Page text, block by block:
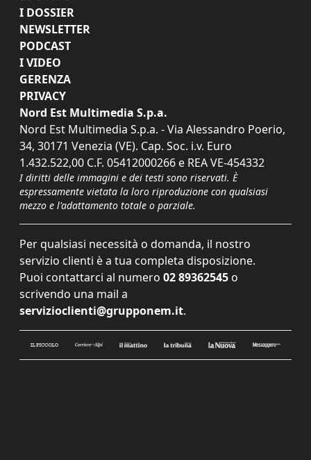
I DOSSIER
NEWSLETTER
PODCAST
I VIDEO
GERENZA
PRIVACY
Nord Est Multimedia S.p.a.
Nord Est Multimedia S.p.a. - Via Alessandro Poerio,
34, 30171 Venezia (VE). Cap. Soc. i.v. Euro
1.432.522,00 C.F. 05412000266 e REA VE-454332
I diritti delle immagini e dei testi sono riservati. È
espressamente vietata la loro riproduzione con qualsiasi
mezzo e l'adattamento totale o parziale.
Per qualsiasi necessità o domanda, il nostro
servizio clienti è a tua completa disposizione.
Puoi contattarci al numero 02 89362545 o
scrivendo una mail a
servizioclienti@grupponem.it.